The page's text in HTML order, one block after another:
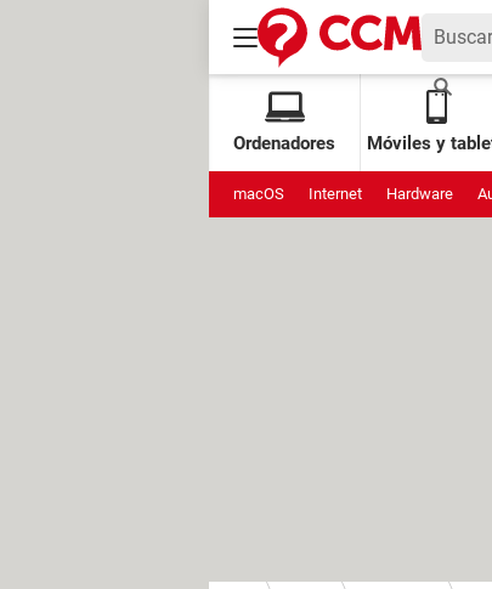
Ordenadores Móviles y
macOS Internet Hardware